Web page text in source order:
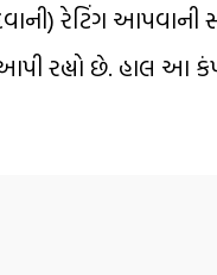
રેટિંગ
રહ્યો છે. હાલ આ